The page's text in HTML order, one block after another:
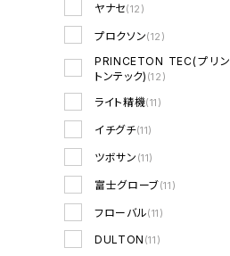
ヤナセ(12)
プロクソン(12)
PRINCETON TEC(プリ
トンテック) (12)
ライト精機(11)
イチグチ(11)
ツボサン (11)
富士グローブ(11)
フローバル(11)
DULTON (11)